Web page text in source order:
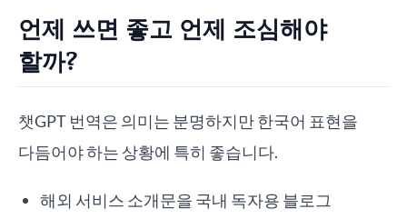
언제 쓰면 좋고 언제 조심해야
할까?
챗GPT 번역은 의미는 분명하지만 한국어 표현을
다듬어야 하는 상황에 특히 좋습니다.
해외 서비스 소개문을 국내 독자용 블로그